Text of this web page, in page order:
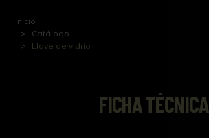
Inicio
Catálogo
Llave de vidrio
FICHA TÉCNICA